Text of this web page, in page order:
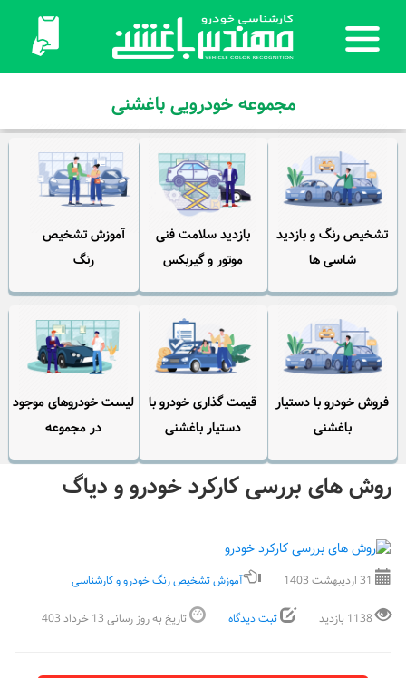
مجموعه خودرویی باغشنی
تشخیص رنگ و بازدید
شاسی ها
بازدید سلامت فنی
موتور و گیربکس
آموزش تشخیص
رنگ
فروش خودرو با دستیار
باغشنی
قیمت گذاری خودرو با
دستیار باغشنی
لیست خودروهای موجود
در مجموعه
روش های بررسی کارکرد خودرو و دیاگ
31 اردیبهشت 1403 آموزش تشخیص رنگ خودرو و کارشناسی
1138 بازدید ثبت دیدگاه تاریخ به روز رسانی 13 خرداد 403